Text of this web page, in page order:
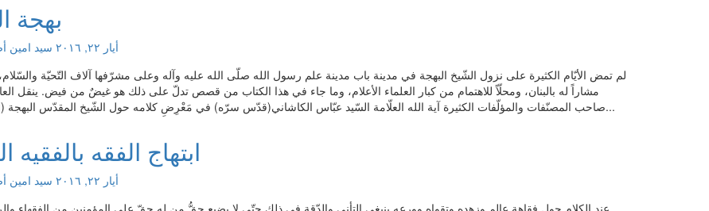
بهجة
أيار ٢٢, ٢٠١٦ سید امین
لم تمض الأيّام الكثيرة على نزول الشّيخ البهجة في مدينة باب مدينة علم رسول الله صلّى الله عليه وآله وعلى مشرّفها آلاف التّحيّة
مشاراً له بالبنان، ومحلّاً للاهتمام من كبار العلماء الأعلام، وما جاء في هذا الكتاب من قصص تدلّ على ذلك هو غيضٌ من فيض. ينقل
صاحب المصنّفات والمؤلّفات الكثيرة آية الله العلّامة السّيد عبّاس الكاشاني(قدّس سرّه) في مَعْرِضِ كلامه حول الشّيخ المقدّس البهجة (البالغ مناه)...
ابتهاج الفقه بالفقيه
أيار ٢٢, ٢٠١٦ سید امین
عند الكلام حول فقاهة عالم وزهده وتقواه وورعه ينبغي التأني والدّقة في ذلك حتّى لا يضيع حقُّ من له حقّ على المؤمنين من الفقهاء